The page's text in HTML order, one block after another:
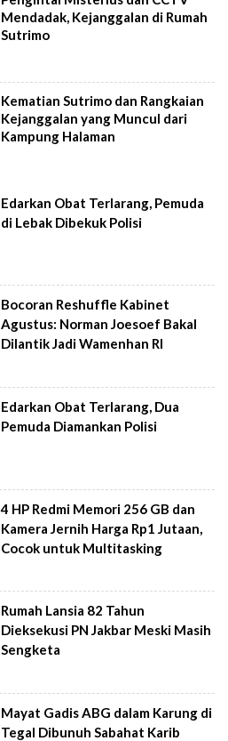
Mendadak, Kejanggalan di Rumah
Sutrimo
Kematian Sutrimo dan Rangkaian
Kejanggalan yang Muncul dari
Kampung Halaman
Edarkan Obat Terlarang, Pemuda
di Lebak Dibekuk Polisi
Bocoran Reshuffle Kabinet
Agustus: Norman Joesoef Bakal
Dilantik Jadi Wamenhan RI
Edarkan Obat Terlarang, Dua
Pemuda Diamankan Polisi
4 HP Redmi Memori 256 GB dan
Kamera Jernih Harga Rp1 Jutaan,
Cocok untuk Multitasking
Rumah Lansia 82 Tahun
Dieksekusi PN Jakbar Meski Masih
Sengketa
Mayat Gadis ABG dalam Karung di
Tegal Dibunuh Sabahat Karib